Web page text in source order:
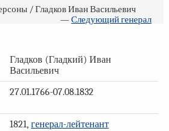
/ Гладков Иван Васильевич
—Следующий генерал
Гладков (Гладкий) Иван
Васильевич
27.01.1766-07.08.1832
1821, генерал-лейтенант